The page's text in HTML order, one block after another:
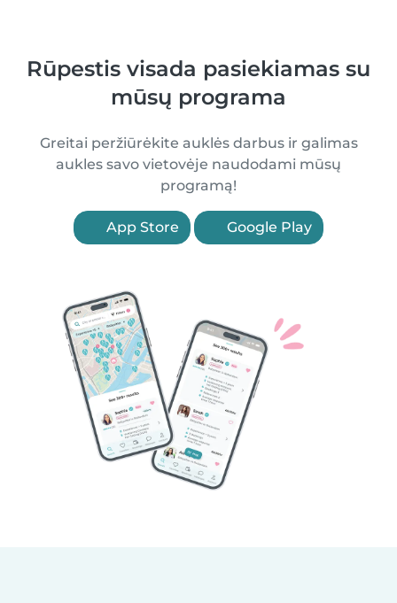
Rūpestis visada pasiekiamas su
mūsų programa
Greitai peržiūrėkite auklės darbus ir galimas
aukles savo vietovėje naudodami mūsų
programą!
App Store Google Play